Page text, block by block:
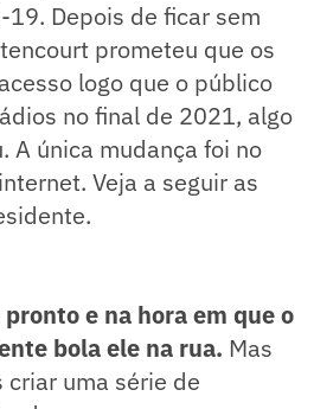
Depois de ficar sem
prometeu que os
logo que o público
no final de 2021, algo
A única mudança foi no
Veja a seguir as
e na hora em que o
bola ele na rua. Mas
uma série de